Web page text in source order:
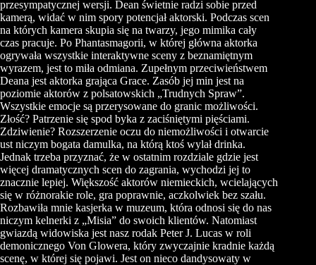
przesympatycznej wersji. Dean świetnie radzi sobie przed
kamerą, widać w nim spory potencjał aktorski. Podczas scen
na których kamera skupia się na twarzy, jego mimika cały
czas pracuje. Po Phantasmagorii, w której główna aktorka
ogrywała wszystkie interaktywne sceny z beznamiętnym
wyrazem, jest to miła odmiana. Zupełnym przeciwieństwem
Deana jest aktorka grająca Grace. Zasób jej min jest na
poziomie aktorów z polsatowskich „Trudnych Spraw”.
Wszystkie emocje są przerysowane do granic możliwości.
Złość? Patrzenie się spod byka z zaciśniętymi pięściami.
Zdziwienie? Rozszerzenie oczu do niemożliwości i otwarcie
ust niczym bogata damulka, na którą ktoś wylał drinka.
Jednak trzeba przyznać, że w ostatnim rozdziale gdzie jest
więcej dramatycznych scen do zagrania, wychodzi jej to
znacznie lepiej. Większość aktorów niemieckich, wcielających
się w różnorakie role, gra poprawnie, aczkolwiek bez szału.
Rozbawiła mnie kasjerka w muzeum, która odnosi się do nas
niczym kelnerki z „Misia” do swoich klientów. Natomiast
gwiazdą widowiska jest nasz rodak Peter J. Lucas w roli
demonicznego Von Glowera, który zwyczajnie kradnie każdą
scenę, w której się pojawi. Jest on nieco dandysowaty w